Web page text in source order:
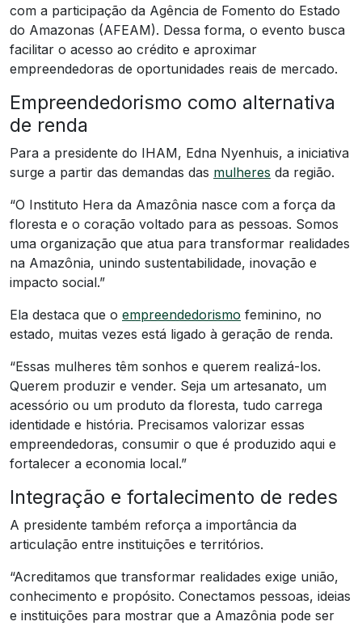
com a participação da Agência de Fomento do Estado
do Amazonas (AFEAM). Dessa forma, o evento busca
facilitar o acesso ao crédito e aproximar
empreendedoras de oportunidades reais de mercado.
Empreendedorismo como alternativa
de renda
Para a presidente do IHAM, Edna Nyenhuis, a iniciativa
surge a partir das demandas das mulheres da região.
“O Instituto Hera da Amazônia nasce com a força da
floresta e o coração voltado para as pessoas. Somos
uma organização que atua para transformar realidades
na Amazônia, unindo sustentabilidade, inovação e
impacto social.”
Ela destaca que o empreendedorismo feminino, no
estado, muitas vezes está ligado à geração de renda.
“Essas mulheres têm sonhos e querem realizá-los.
Querem produzir e vender. Seja um artesanato, um
acessório ou um produto da floresta, tudo carrega
identidade e história. Precisamos valorizar essas
empreendedoras, consumir o que é produzido aqui e
fortalecer a economia local.”
Integração e fortalecimento de redes
A presidente também reforça a importância da
articulação entre instituições e territórios.
“Acreditamos que transformar realidades exige união,
conhecimento e propósito. Conectamos pessoas, ideias
e instituições para mostrar que a Amazônia pode ser